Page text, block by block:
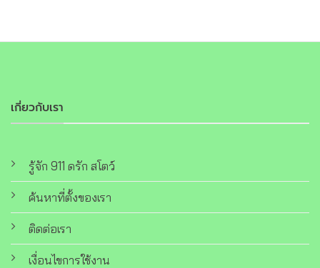
เกี่ยวกับเรา
รู้จัก 911 ดรัก สโตว์
ค้นหาที่ตั้งของเรา
ติดต่อเรา
เงื่อนไขการใช้งาน